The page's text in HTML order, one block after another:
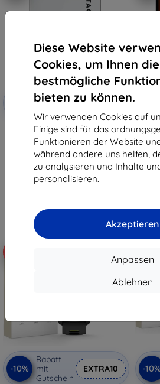
Diese Website
Cookies, um Ihnen die
bestmögliche
bieten zu können.
Wir verwenden Cookies auf
Einige sind für das
Funktionieren der Website
während andere uns helfen,
zu analysieren und Inhalte
personalisieren.
Akzeptieren
Anpassen
Ablehnen
Rabatt
mit
Gutschein
EXTRA10
Tactical Glass Shield 5D für
Samsung Galaxy Z Flip 8,
schwarz, außen, 57983130475
€ 9,90
€ 8,92
Pad
-10%
Rabatt
mit
Gutschein
EXTRA10 -